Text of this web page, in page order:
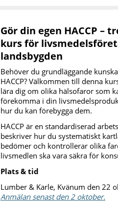
Gör din egen HACCP –
kurs för
landsbygden
Behöver du grundläggande
HACCP? Välkommen till denna
lära dig om olika hälsofaror som
förekomma i din
hur du kan förebygga dem.
HACCP är en standardiserad
beskriver hur du systematiskt
bedömer och kontrollerar olika
livsmedlen ska vara säkra för
Plats & tid
Lumber & Karle, Kvänum den 22
Anmälan senast den 2 oktober.